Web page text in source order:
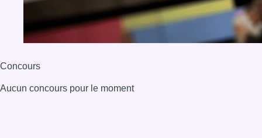
Concours
Aucun concours pour le moment